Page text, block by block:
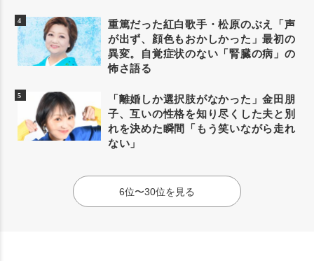
重篤だった紅白歌手・松原のぶえ「声
が出ず、顔色もおかしかった」最初の
異変。自覚症状のない「腎臓の病」の
怖さ語る
「離婚しか選択肢がなかった」金田朋
子、互いの性格を知り尽くした夫と別
れを決めた瞬間「もう笑いながら走れ
ない」
6位〜30位を見る